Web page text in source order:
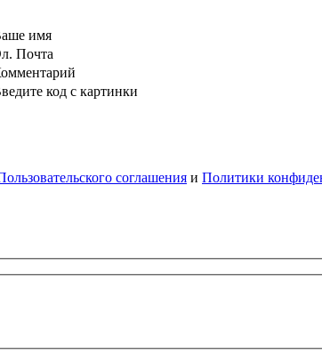
имя
Почта
код с картинки
соглашения и Политики